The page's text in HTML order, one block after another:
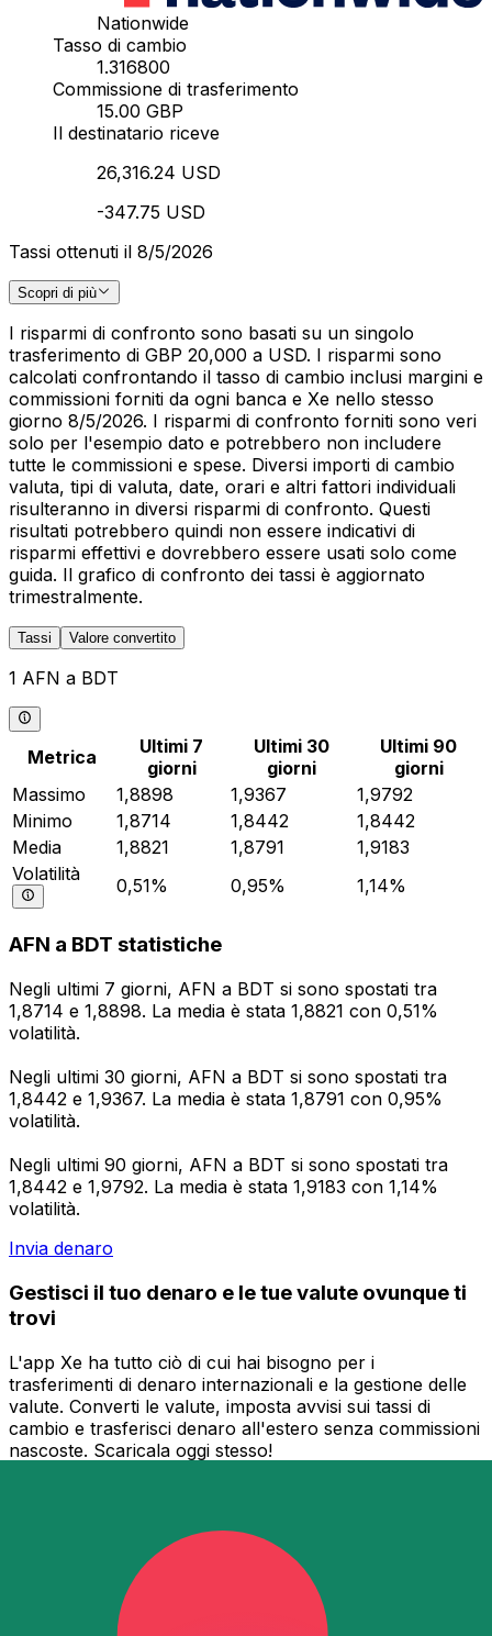
Nationwide
Tasso di cambio
1.316800
Commissione di trasferimento
15.00 GBP
Il destinatario riceve
26,316.24 USD
-347.75 USD
Tassi ottenuti il 8/5/2026
Scopri di più
I risparmi di confronto sono basati su un singolo
trasferimento di GBP 20,000 a USD. I risparmi sono
calcolati confrontando il tasso di cambio inclusi margini e
commissioni forniti da ogni banca e Xe nello stesso
giorno 8/5/2026. I risparmi di confronto forniti sono veri
solo per l'esempio dato e potrebbero non includere
tutte le commissioni e spese. Diversi importi di cambio
valuta, tipi di valuta, date, orari e altri fattori individuali
risulteranno in diversi risparmi di confronto. Questi
risultati potrebbero quindi non essere indicativi di
risparmi effettivi e dovrebbero essere usati solo come
guida. Il grafico di confronto dei tassi è aggiornato
trimestralmente.
Tassi Valore convertito
1 AFN a BDT
Metrica
Ultimi 7
giorni
Ultimi 30
giorni
Ultimi 90
giorni
Massimo
1,8898 1,9367
1,9792
Minimo
1,8714 1,8442
1,8442
Media
1,8821 1,8791
1,9183
Volatilità
0,51% 0,95% 1,14%
AFN a BDT statistiche
Negli ultimi 7 giorni, AFN a BDT si sono spostati tra
1,8714 e 1,8898. La media è stata 1,8821 con 0,51%
volatilità.
Negli ultimi 30 giorni, AFN a BDT si sono spostati tra
1,8442 e 1,9367. La media è stata 1,8791 con 0,95%
volatilità.
Negli ultimi 90 giorni, AFN a BDT si sono spostati tra
1,8442 e 1,9792. La media è stata 1,9183 con 1,14%
volatilità.
Invia denaro
Gestisci il tuo denaro e le tue valute ovunque ti
trovi
L'app Xe ha tutto ciò di cui hai bisogno per i
trasferimenti di denaro internazionali e la gestione delle
valute. Converti le valute, imposta avvisi sui tassi di
cambio e trasferisci denaro all'estero senza commissioni
nascoste. Scaricala oggi stesso!